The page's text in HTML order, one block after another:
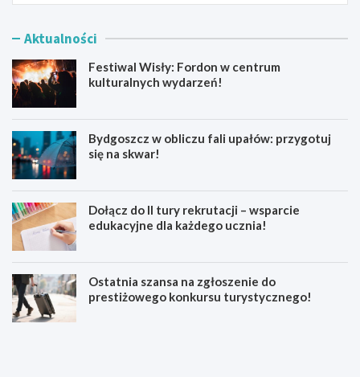
Aktualności
Festiwal Wisły: Fordon w centrum
kulturalnych wydarzeń!
Bydgoszcz w obliczu fali upałów: przygotuj
się na skwar!
Dołącz do II tury rekrutacji – wsparcie
edukacyjne dla każdego ucznia!
Ostatnia szansa na zgłoszenie do
prestiżowego konkursu turystycznego!
F
B